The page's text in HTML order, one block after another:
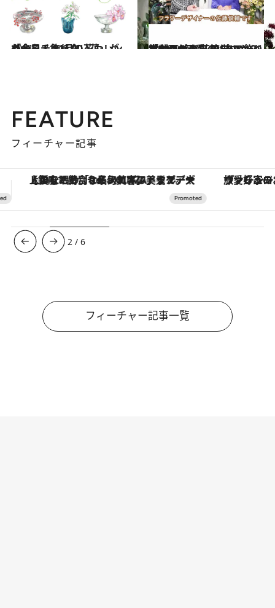
2021.11.1
「今日、飾りたい花」がわかる！ 11月の花カレンダーをチェック
ライフスタイル 2021.12.30
【動画付き】CREAアンバサダーが お花のプロから教わりました 簡単！「100％可愛いバラの飾り方」
ライフスタイル
FEATURE
フィーチャー記事
ヴァシュロン・コンスタンタン「オーヴァーシーズ・オートマティック」。旅愛好家のお気に入りコレクションから、ジェンダーレスな新作が登場
3 /6
フィーチャー記事一覧